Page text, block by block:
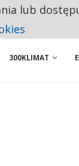
300KLIMAT
lub